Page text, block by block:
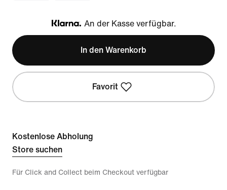
Klarna
An der Kasse verfügbar.
In den Warenkorb
Favorit
Kostenlose Abholung
Store suchen
Für Click and Collect beim Checkout verfügbar